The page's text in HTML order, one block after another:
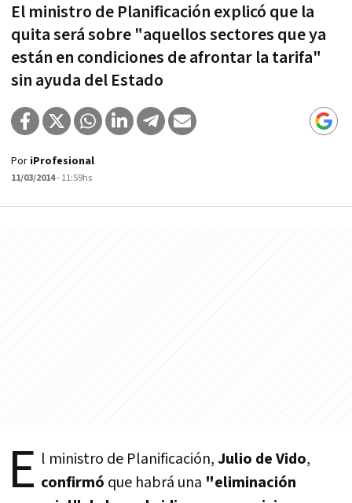
El ministro de Planificación explicó que la
quita será sobre "aquellos sectores que ya
están en condiciones de afrontar la tarifa"
sin ayuda del Estado
Por iProfesional
11/03/2014- 11:59hs
E l ministro de Planificación,Julio de Vido,
confirmó que habrá una "eliminación